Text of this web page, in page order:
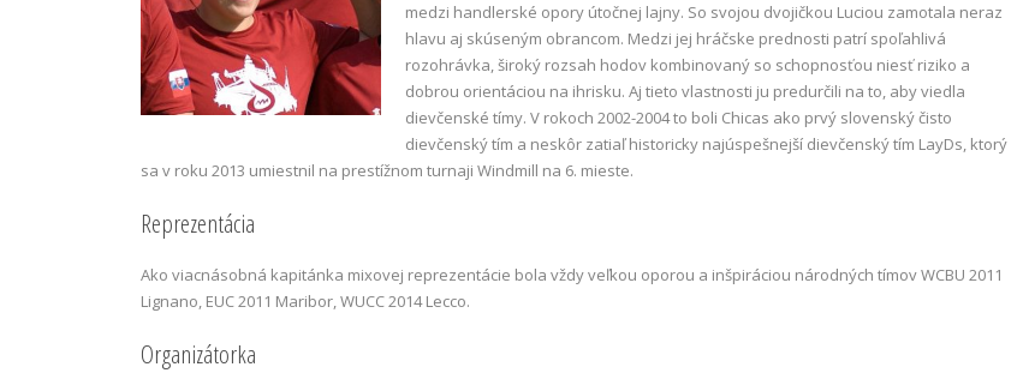
medzi handlerské opory útočnej lajny. So svojou dvojičkou Luciou zamotala neraz
hlavu aj skúseným obrancom. Medzi jej hráčske prednosti patrí spoľahlivá
rozohrávka, široký rozsah hodov kombinovaný so schopnosťou niesť riziko a
dobrou orientáciou na ihrisku. Aj tieto vlastnosti ju predurčili na to, aby viedla
dievčenské tímy. V rokoch 2002-2004 to boli Chicas ako prvý slovenský čisto
dievčenský tím a neskôr zatiaľ historicky najúspešnejší dievčenský tím LayDs, ktorý
sa v roku 2013 umiestnil na prestížnom turnaji Windmill na 6. mieste.
Reprezentácia
Ako viacnásobná kapitánka mixovej reprezentácie bola vždy veľkou oporou a inšpiráciou národných tímov WCBU 2011
Lignano, EUC 2011 Maribor, WUCC 2014 Lecco.
Organizátorka